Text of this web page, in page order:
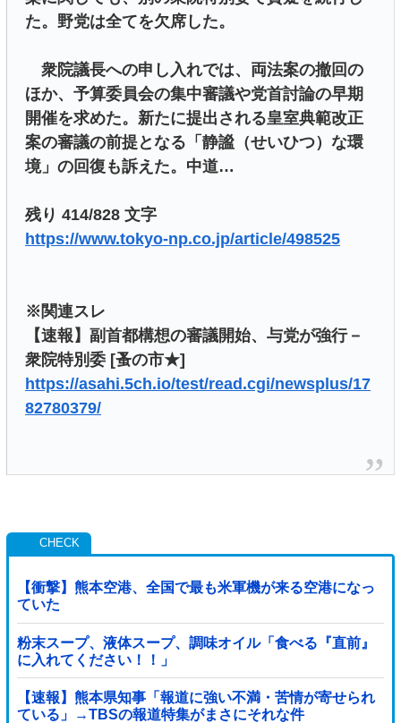
た。野党は全てを欠席した。
衆院議長への申し入れでは、両法案の撤回の
ほか、予算委員会の集中審議や党首討論の早期
開催を求めた。新たに提出される皇室典範改正
案の審議の前提となる「静謐（せいひつ）な環
境」の回復も訴えた。中道…
残り 414/828 文字
https://www.tokyo-np.co.jp/article/498525
※関連スレ
【速報】副首都構想の審議開始、与党が強行－
衆院特別委 [蚤の市★]
https://asahi.5ch.io/test/read.cgi/newsplus/17
82780379/
【衝撃】熊本空港、全国で最も米軍機が来る空港になっ
ていた
粉末スープ、液体スープ、調味オイル「食べる『直前』
に入れてください！！」
【速報】熊本県知事「報道に強い不満・苦情が寄せられ
ている」→TBSの報道特集がまさにそれな件